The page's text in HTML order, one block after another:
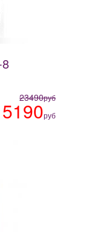
23490руб
руб